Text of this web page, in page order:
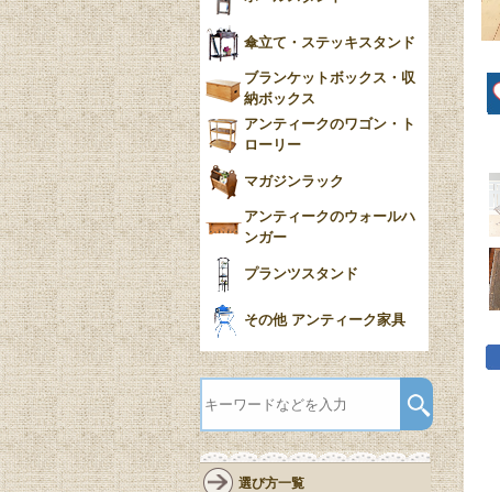
傘立て・ステッキスタンド
ブランケットボックス・収
納ボックス
アンティークのワゴン・ト
ローリー
マガジンラック
アンティークのウォールハ
ンガー
プランツスタンド
その他 アンティーク家具
選び方一覧